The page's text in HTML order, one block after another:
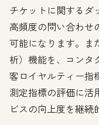
チケットに関するダ
高頻度の問い合わせ
可能になります。ま
析）機能を、コンタ
客ロイヤルティー指
測定指標の評価に活
ビスの向上度を継続